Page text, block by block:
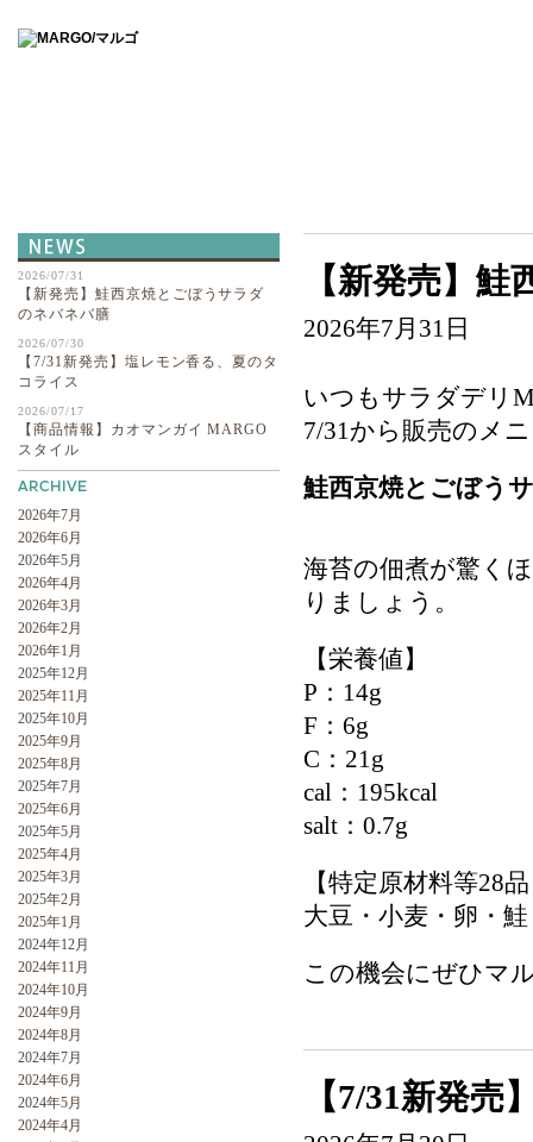
2026/07/31
【新発売】鮭西京焼とごぼうサラダ
のネバネバ膳
2026/07/30
【7/31新発売】塩レモン香る、夏のタ
コライス
2026/07/17
【商品情報】カオマンガイ MARGO
スタイル
2026年7月
2026年6月
2026年5月
2026年4月
2026年3月
2026年2月
2026年1月
2025年12月
2025年11月
2025年10月
2025年9月
2025年8月
2025年7月
2025年6月
2025年5月
2025年4月
2025年3月
2025年2月
2025年1月
2024年12月
2024年11月
2024年10月
2024年9月
2024年8月
2024年7月
2024年6月
2024年5月
2024年4月
【新発売】
2026年7月31日
いつもサラダデリ
7/31から販売のメ
鮭西京焼とごぼう
海苔の佃煮が驚く
りましょう。
【栄養値】
P：14g
F：6g
C：21g
cal：195kcal
salt：0.7g
【特定原材料等28
大豆・小麦・卵・
この機会にぜひマ
【7/31新発